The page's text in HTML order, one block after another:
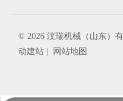
© 2026 汶瑞机械（山东）
动建站 | 网站地图